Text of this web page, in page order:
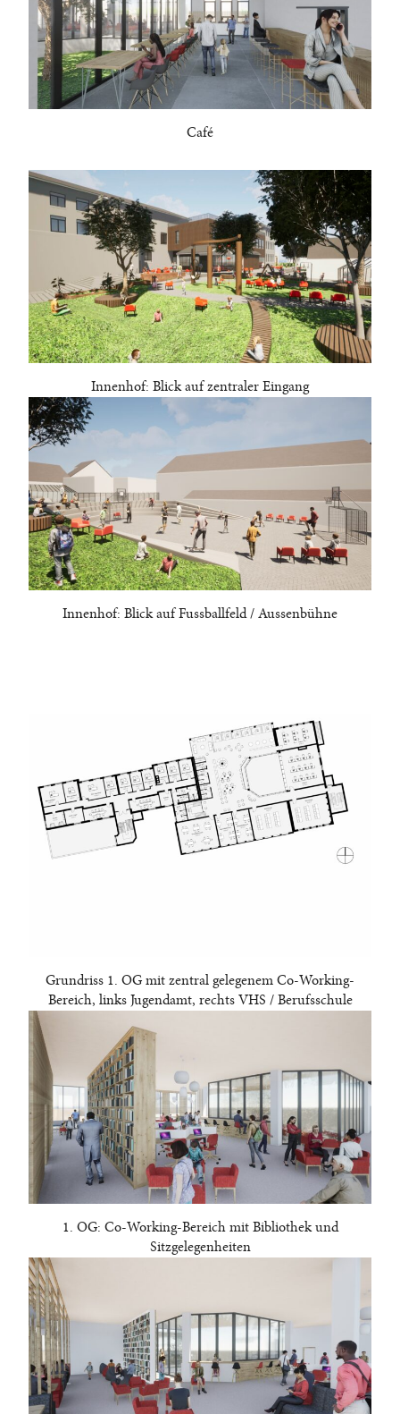
Café
Innenhof: Blick auf zentraler Eingang
Innenhof: Blick auf Fussballfeld / Aussenbühne
Grundriss 1. OG mit zentral gelegenem Co-Working-
Bereich, links Jugendamt, rechts VHS / Berufsschule
1. OG: Co-Working-Bereich mit Bibliothek und
Sitzgelegenheiten